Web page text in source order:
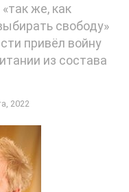
же, как
свободу»
привёл войну
из состава
2022